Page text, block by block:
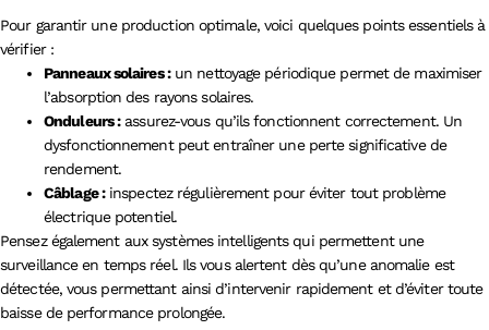
Pour garantir une production optimale, voici quelques points essentiels à
vérifier :
Panneaux solaires :un nettoyage périodique permet de maximiser
l’absorption des rayons solaires.
Onduleurs :assurez-vous qu’ils fonctionnent correctement. Un
dysfonctionnement peut entraîner une perte significative de
rendement.
Câblage :inspectez régulièrement pour éviter tout problème
électrique potentiel.
Pensez également aux systèmes intelligents qui permettent une
surveillance en temps réel. Ils vous alertent dès qu’une anomalie est
détectée, vous permettant ainsi d’intervenir rapidement et d’éviter toute
baisse de performance prolongée.